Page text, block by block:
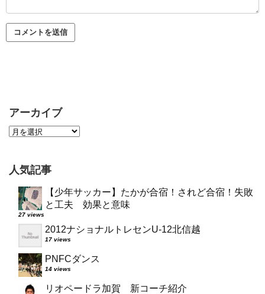
アーカイブ
人気記事
【少年サッカー】たかが合宿！されど合宿！失敗
と工夫 効果と意味
27 views
2012ナショナルトレセンU-12北信越
17 views
PNFCダンス
14 views
リオペードラ加賀 新コーチ紹介